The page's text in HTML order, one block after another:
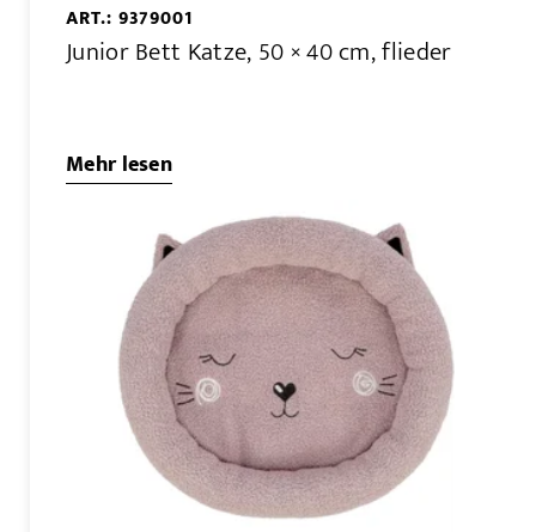
ART.: 9379001
Junior Bett Katze, 50 × 40 cm, flieder
Mehr lesen